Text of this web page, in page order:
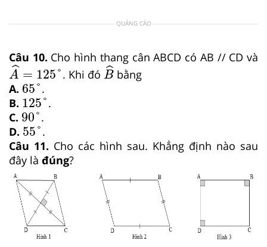
QUẢNG CÁO
Câu 10. Cho hình thang cân ABCD có AB // CD và
ˆ
A = 125°
A^= 125°
. Khi đó ˆ
B
B^
bằng
A. 65°
65°.
B. 125°
125°.
C. 90°
90°.
D. 55°
55°.
Câu 11. Cho các hình sau. Khẳng định nào sau
đây là đúng?